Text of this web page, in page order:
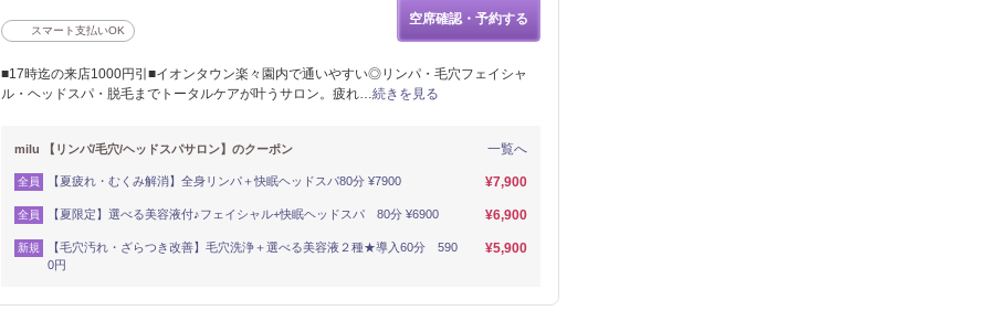
スマート支払いOK
空席確認・予約する
■17時迄の来店1000円引■イオンタウン楽々園内で通いやすい◎リンパ・毛穴フェイシャ
ル・ヘッドスパ・脱毛までトータルケアが叶うサロン。疲れ…続きを見る
一覧へ
milu 【リンパ/毛穴/ヘッドスパサロン】のクーポン
全員 【夏疲れ・むくみ解消】全身リンパ＋快眠ヘッドスパ80分 ¥7900 ¥7,900
全員 【夏限定】選べる美容液付♪フェイシャル+快眠ヘッドスパ 80分 ¥6900 ¥6,900
新規
【毛穴汚れ・ざらつき改善】毛穴洗浄＋選べる美容液２種★導入60分 590
0円
¥5,900